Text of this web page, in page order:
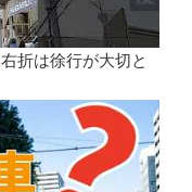
右折は徐行が大切と